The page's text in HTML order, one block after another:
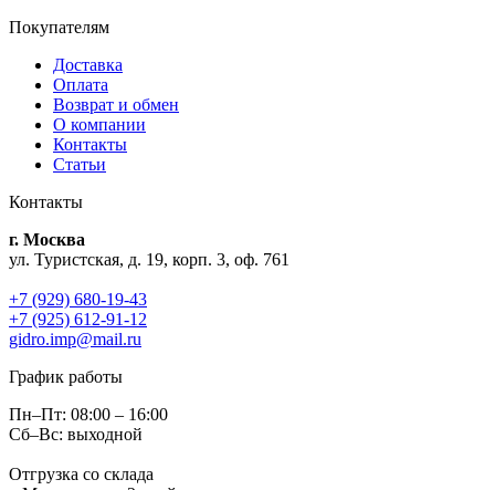
Покупателям
Доставка
Оплата
Возврат и обмен
О компании
Контакты
Статьи
Контакты
г. Москва
ул. Туристская, д. 19, корп. 3, оф. 761
+7 (929) 680-19-43
+7 (925) 612-91-12
gidro.imp@mail.ru
График работы
Пн–Пт: 08:00 – 16:00
Сб–Вс: выходной
Отгрузка со склада